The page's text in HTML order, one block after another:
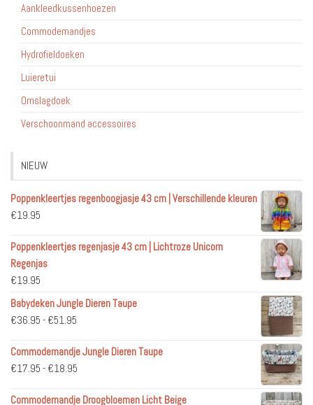
Aankleedkussenhoezen
Commodemandjes
Hydrofieldoeken
Luieretui
Omslagdoek
Verschoonmand accessoires
NIEUW
Poppenkleertjes regenboogjasje 43 cm | Verschillende kleuren
€19.95
Poppenkleertjes regenjasje 43 cm | Lichtroze Unicorn
Regenjas
€19.95
Babydeken Jungle Dieren Taupe
€36.95 - €51.95
tot
€51.95
Commodemandje Jungle Dieren Taupe
€17.95 - €18.95
tot
Commodemandje Droogbloemen Licht Beige